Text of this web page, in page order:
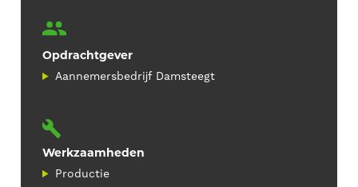
Opdrachtgever
Aannemersbedrijf Damsteegt
Werkzaamheden
Productie